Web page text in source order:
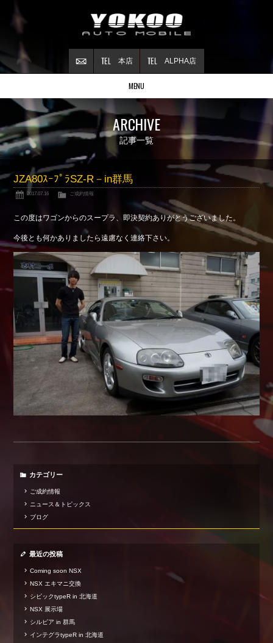
ALPHA店
本店
MENU
Stock list
在庫情報
Contract
ご成約情報
About NSX
NSXについて
Reflesh Plan
Trade in
買取査定
Blog
公式ブログ
Shop info.
Company
会社概要
ARCHIVE
記事一覧
JZA80ｽｰﾌﾟﾗSZ-R－in群馬
2017.07.16 ご成約情報
この度はワゴンからのスープラ、即決契約ありがとうございました。
今後とも何かありましたら遠慮なく連絡下さい。
カテゴリー
ご成約情報
ニュース＆トピックス
ブログ
最近の投稿
Coming soon NSX
NSX エキマニ交換
シビックtypeR in 北海道
NSX 展示場
シルビア in 群馬
インテグラtypeR in 北海道